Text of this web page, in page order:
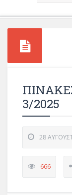
3/2025
28
666